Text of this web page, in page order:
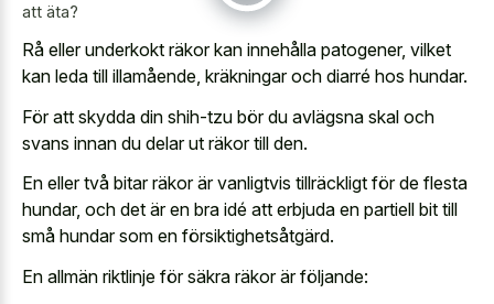
att äta?
Rå eller underkokt räkor kan innehålla patogener, vilket
kan leda till illamående, kräkningar och diarré hos hundar.
För att skydda din shih-tzu bör du avlägsna skal och
svans innan du delar ut räkor till den.
En eller två bitar räkor är vanligtvis tillräckligt för de flesta
hundar, och det är en bra idé att erbjuda en partiell bit till
små hundar som en försiktighetsåtgärd.
En allmän riktlinje för säkra räkor är följande: